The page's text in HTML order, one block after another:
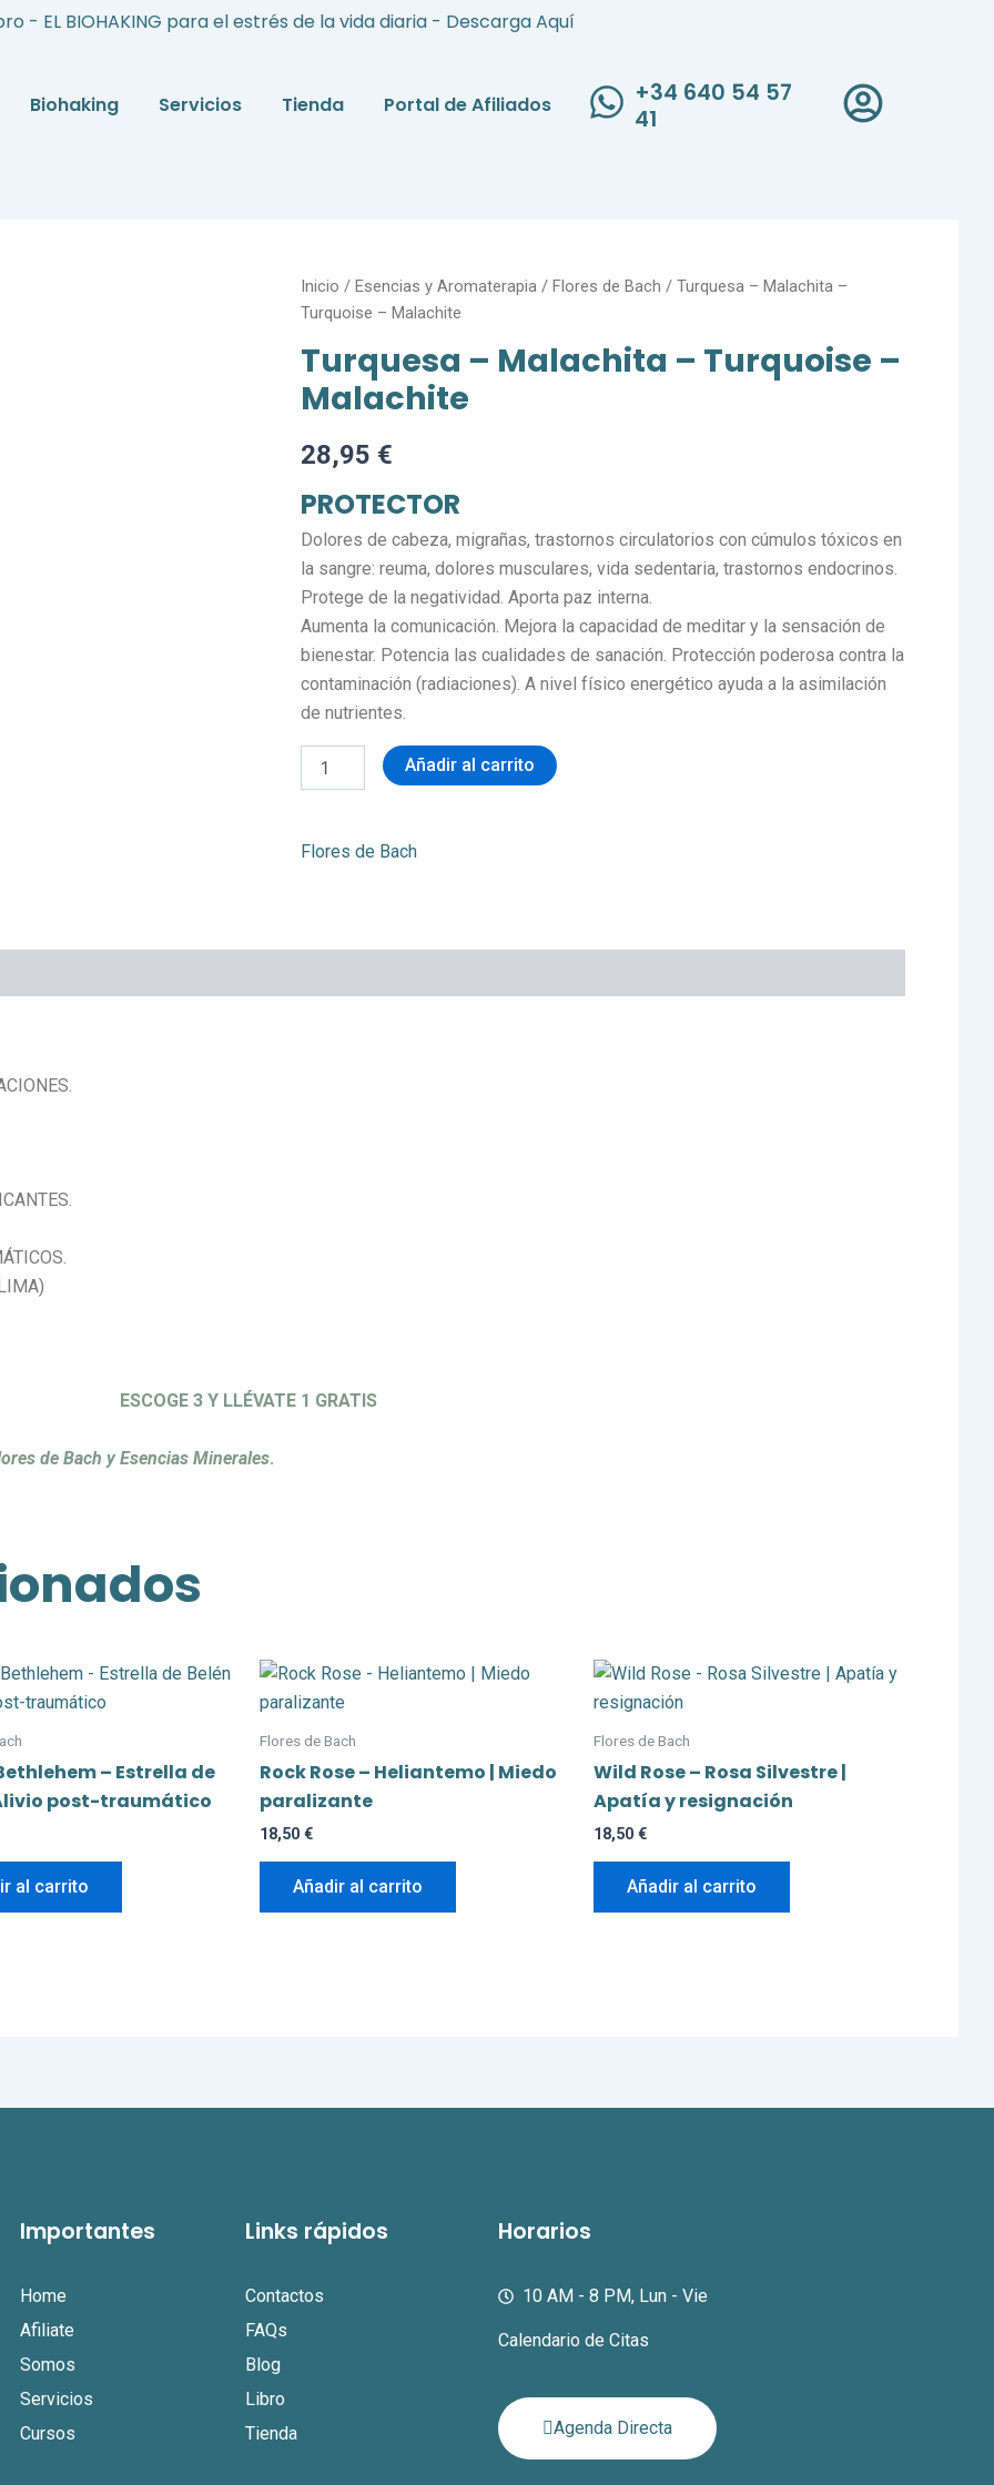
- EL BIOHAKING para el estrés de la vida diaria - Descarga Aquí
Biohaking Servicios Tienda Portal de Afiliados
+34 640 54 57
41
Inicio /Esencias y Aromaterapia /Flores de Bach / Turquesa – Malachita –
Turquoise – Malachite
Turquesa – Malachita – Turquoise –
Malachite
28,95 €
PROTECTOR
Dolores de cabeza, migrañas, trastornos circulatorios con cúmulos tóxicos en
la sangre: reuma, dolores musculares, vida sedentaria, trastornos endocrinos.
Protege de la negatividad. Aporta paz interna.
Aumenta la comunicación. Mejora la capacidad de meditar y la sensación de
bienestar. Potencia las cualidades de sanación. Protección poderosa contra la
contaminación (radiaciones). A nivel físico energético ayuda a la asimilación
de nutrientes.
Turquesa
-
Malachita
–
Turquoise
Añadir al carrito
Flores de Bach
ESCOGE 3 Y LLÉVATE 1 GRATIS
de Bach y Esencias Minerales.
– Estrella de
post-traumático
al carrito
Flores de Bach
Rock Rose – Heliantemo | Miedo
paralizante
18,50 €
Añadir al carrito
Flores de Bach
Wild Rose – Rosa Silvestre |
Apatía y resignación
18,50 €
Añadir al carrito
Importantes
Home
Afiliate
Somos
Servicios
Cursos
Links rápidos
Contactos
FAQs
Blog
Libro
Tienda
Horarios
10 AM - 8 PM, Lun - Vie
Calendario de Citas
Agenda Directa